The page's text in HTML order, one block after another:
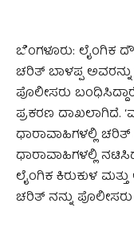
ಬೆಂಗಳೂರು: ಲೈಂಗಿಕ
ಚರಿತ್ ಬಾಳಪ್ಪ
ಪೊಲೀಸರು
ಪ್ರಕರಣ ದಾಖಲಾಗಿದೆ.
ಧಾರಾವಾಹಿಗಳಲ್ಲಿ
ಧಾರಾವಾಹಿಗಳಲ್ಲಿ
ಲೈಂಗಿಕ ಕಿರುಕುಳ
ಚರಿತ್ ನನ್ನು